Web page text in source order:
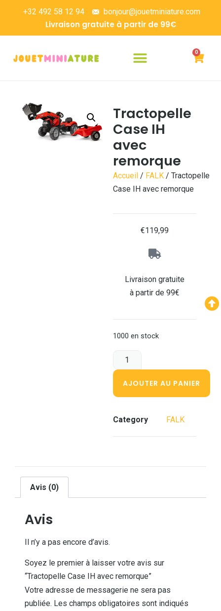
+32 492 58 12 94 bonjour@jouetminiature.com
Livraison gratuite à partir de 99€
0
Tractopelle
Case IH
avec
remorque
Accueil/ FALK/ Tractopelle
Case IH avec remorque
€119,99
Livraison gratuite
à partir de 99€
1000 en stock
AJOUTER AU PANIER
Category FALK
Avis (0)
Avis
Il n’y a pas encore d’avis.
Soyez le premier à laisser votre avis sur
“Tractopelle Case IH avec remorque”
Votre adresse de messagerie ne sera pas
publiée. Les champs obligatoires sont indiqués